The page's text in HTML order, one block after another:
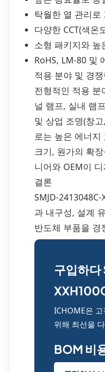
탁월한 열 관리
다양한 CCT(색온
소형 패키지와 높
RoHS, LM-80 및
적용 분야 및 경쟁
전형적인 적용 분
널 램프, 실내 램
및 상업 조명(창
로는 높은 에너
크기, 원가의 확
니어와 OEM이
결론
SMJD-
과 내구성, 설계
반도체 부품을 경
구입하
ICHOME은
위해 최선을
BOM 비